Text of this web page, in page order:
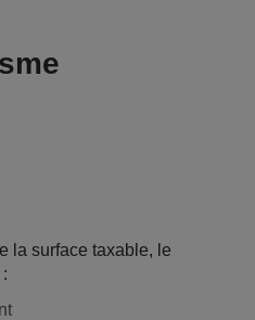
la surface taxable, le